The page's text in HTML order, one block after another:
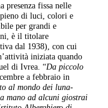
presenza fissa nelle
pieno di luci, colori e
per grandi e
è il titolare
dal 1938), con cui
iniziata quando
di Ivrea. “Da piccolo
a febbraio in
al mondo dei luna-
mano ad alcuni giostrai